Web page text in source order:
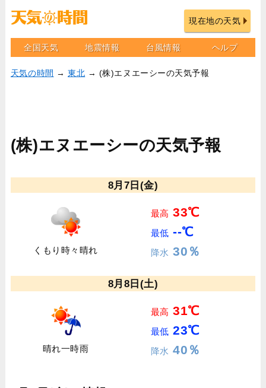
現在地の天気
全国天気 地震情報 台風情報 ヘルプ
天気の時間 →東北 → (株)エヌエーシーの天気予報
(株)エヌエーシーの天気予報
8月7日(金)
くもり時々晴れ
最高 33℃
最低 --℃
降水 30％
8月8日(土)
晴れ一時雨
最高 31℃
最低 23℃
降水 40％